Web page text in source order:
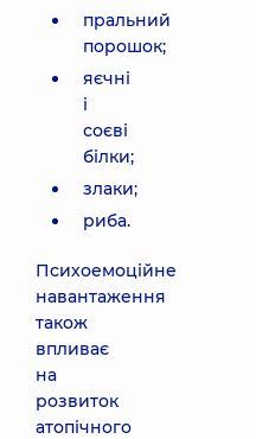
пральний
порошок;
яєчні
і
соєві
білки;
злаки;
риба.
Психоемоційне
навантаження
також
впливає
на
розвиток
атопічного